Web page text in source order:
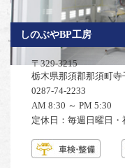
しのぶやBP工房
〒329-3215
栃木県那須郡那須町寺
0287-74-2233
AM 8:30 ～ PM 5:30
定休日：毎週日曜日・